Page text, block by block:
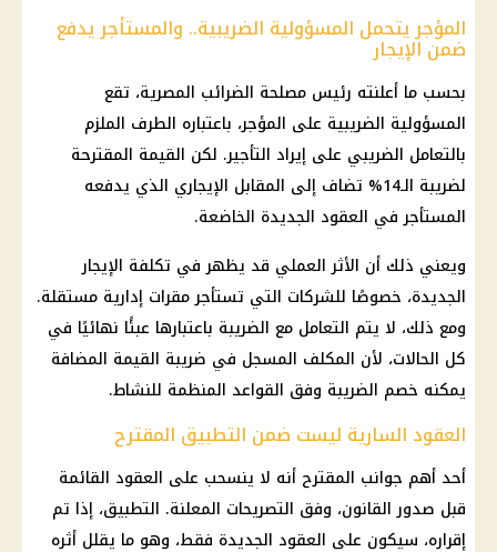
المؤجر يتحمل المسؤولية الضريبية.. والمستأجر يدفع
ضمن الإيجار
بحسب ما أعلنته رئيس مصلحة الضرائب المصرية، تقع
المسؤولية الضريبية على المؤجر، باعتباره الطرف الملزم
بالتعامل الضريبي على إيراد التأجير. لكن القيمة المقترحة
لضريبة الـ14% تضاف إلى المقابل الإيجاري الذي يدفعه
المستأجر في العقود الجديدة الخاضعة.
ويعني ذلك أن الأثر العملي قد يظهر في تكلفة الإيجار
الجديدة، خصوصًا للشركات التي تستأجر مقرات إدارية مستقلة.
ومع ذلك، لا يتم التعامل مع الضريبة باعتبارها عبئًا نهائيًا في
كل الحالات، لأن المكلف المسجل في ضريبة القيمة المضافة
يمكنه خصم الضريبة وفق القواعد المنظمة للنشاط.
العقود السارية ليست ضمن التطبيق المقترح
أحد أهم جوانب المقترح أنه لا ينسحب على العقود القائمة
قبل صدور القانون، وفق التصريحات المعلنة. التطبيق، إذا تم
إقراره، سيكون على العقود الجديدة فقط، وهو ما يقلل أثره